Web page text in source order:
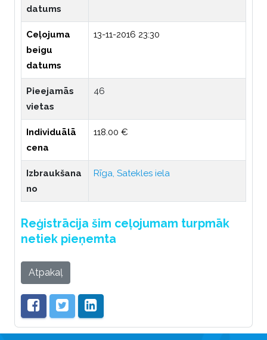
datums
Ceļojuma
beigu
datums
13-11-2016 23:30
Pieejamās
vietas
46
Individuālā
cena
118.00 €
Izbraukšana
no
Rīga, Satekles iela
Reģistrācija šim ceļojumam turpmāk
netiek pieņemta
Atpakaļ